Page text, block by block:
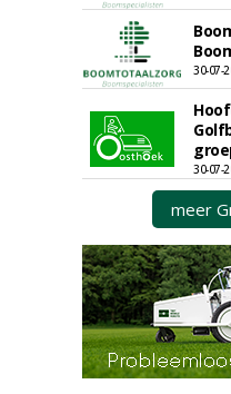
30-07-
30-07-
meer